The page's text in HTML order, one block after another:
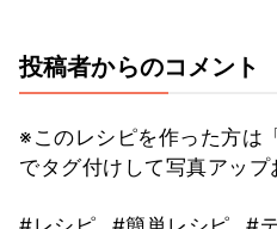
投稿者からのコメント
※このレシピを作った方は
でタグ付けして写真アッ